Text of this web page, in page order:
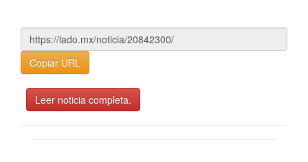
Copiar URL
Leer noticia completa.